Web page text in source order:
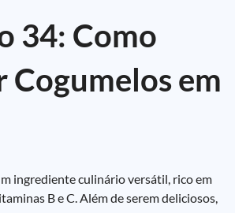
34: Como
em
ingrediente culinário versátil, rico em
B e C. Além de serem deliciosos,